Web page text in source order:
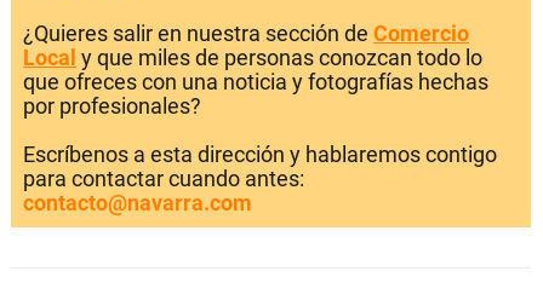
¿Quieres salir en nuestra sección de Comercio
Local y que miles de personas conozcan todo lo
que ofreces con una noticia y fotografías hechas
por profesionales?
Escríbenos a esta dirección y hablaremos contigo
para contactar cuando antes:
contacto@navarra.com